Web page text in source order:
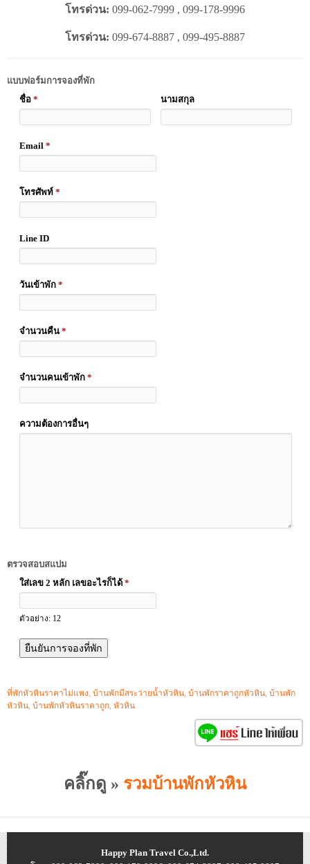
โทรด่วน: 099-062-7999 , 099-178-9996
โทรด่วน: 099-674-8887 , 099-495-8887
แบบฟอร์มการจองที่พัก
ชื่อ * นามสกุล
Email *
โทรศัพท์ *
Line ID
วันเข้าพัก *
จำนวนคืน *
จำนวนคนเข้าพัก *
ความต้องการอื่นๆ
ตรวจสอบสแปม
ใส่เลข 2 หลัก เลขอะไรก็ได้ *
ตัวอย่าง: 12
ที่พักหัวหินราคาไม่แพง, บ้านพักมีสระว่ายน้ำหัวหิน, บ้านพักราคาถูกหัวหิน, บ้านพัก
หัวหิน, บ้านพักหัวหินราคาถูก, หัวหิน
คลิ๊กดู » รวมบ้านพักหัวหิน
Happy Plan Travel Co.,Ltd.